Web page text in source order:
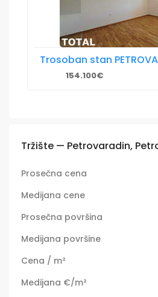
Trosoban stan
154.100€
Tržište — Petrovaradin,
Prosečna cena
Medijana cene
Prosečna površina
Medijana površine
Cena / m²
Medijana €/m²